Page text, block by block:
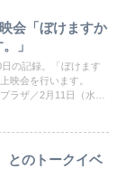
会「ぼけますか
」
の記録。「ぼけます
映会を行います。
ラザ／2月11日（水・
とのトークイベ